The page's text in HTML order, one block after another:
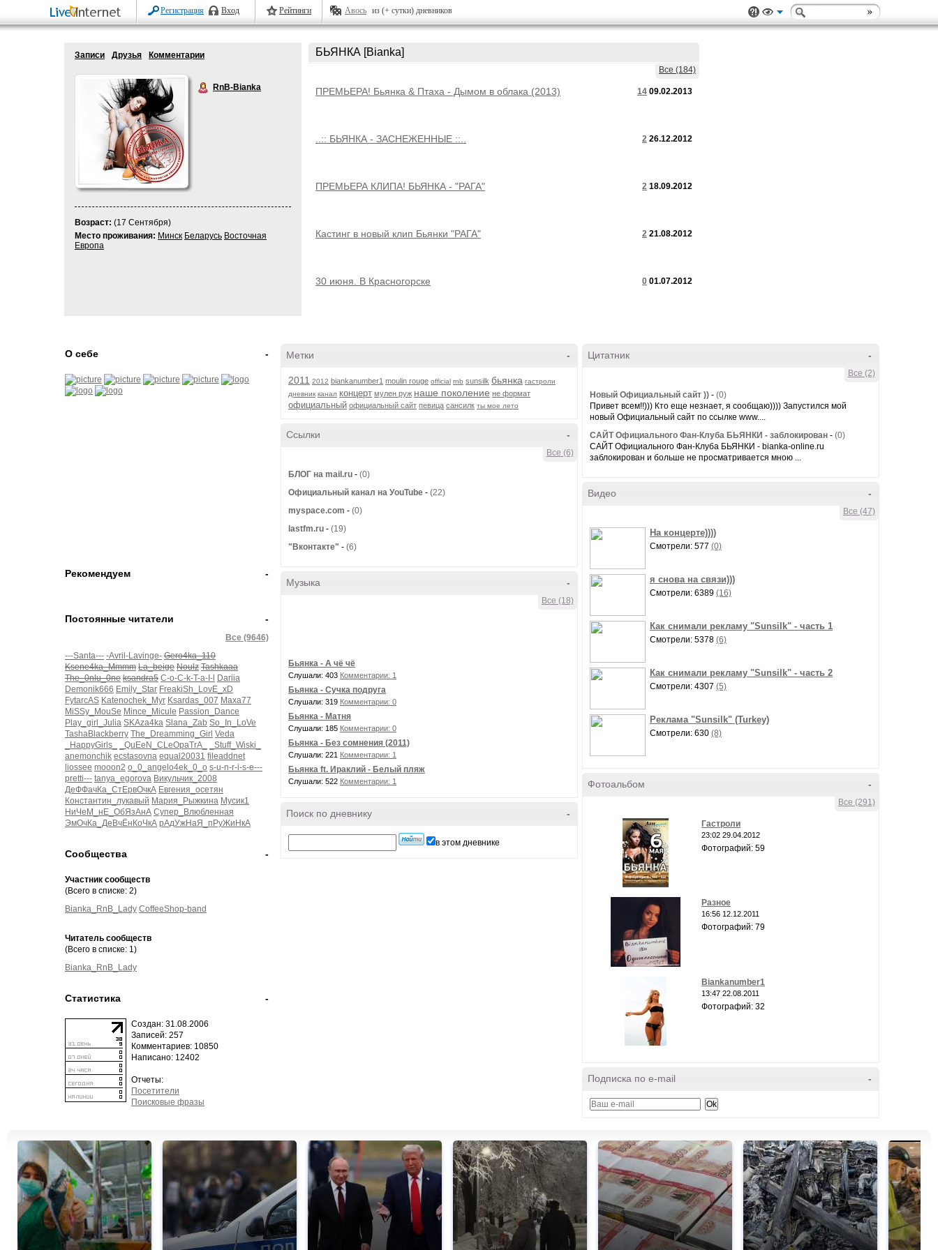
Регистрация Вход Рейтинги Авось из (+ сутки) дневников
Записи Друзья Комментарии
RnB-Bianka
Возраст: (17 Сентября)
Место проживания: Минск Беларусь Восточная
Европа
БЬЯНКА [Bianka]
Все (184)
14 09.02.2013
ПРЕМЬЕРА! Бьянка & Птаха - Дымом в облака (2013)
2 26.12.2012
..:: БЬЯНКА - ЗАСНЕЖЕННЫЕ ::..
2 18.09.2012
ПРЕМЬЕРА КЛИПА! БЬЯНКА - "РАГА"
2 21.08.2012
Кастинг в новый клип Бьянки "РАГА"
0 01.07.2012
30 июня. В Красногорске
-
О себе
-
Рекомендуем
-
Постоянные читатели
Все (9646)
---Santa--- -Avril-Lavinge- Gero4ka_110
Ksene4ka_Mmmm La_beige Noulz Tashkaaa
The_0nlu_0ne ksandra5 C-o-C-k-T-a-I-l Dariia
Demonik666 Emily_Star FreakiSh_LovE_xD
FytarcAS Katenochek_Myr Ksardas_007 Maxa77
MiSSy_MouSe Mince_Micule Passion_Dance
Play_girl_Julia SKAza4ka Slana_Zab So_In_LoVe
TashaBlackberry The_Dreamming_Girl Veda
_HappyGirls_
_QuEeN_CLeOpaTrA_
_Stuff_Wiski_
anemonchik ecstasovna equal20031 fileaddnet
liossee mooon2 o_0_angelo4ek_0_o s-u-n-r-i-s-e---
pretti--- tanya_egorova Викульчик_2008
ДеФФачКа_СтЕрвОчкА Евгения_осетян
Константин_лукавый Мария_Рыжкина Мусик1
НиЧеМ_нЕ_ОбЯзАнА Супер_Влюбленная
ЭмОчКа_ДеВчЁнКоЧкА рАдУжНаЯ_пРуЖиНкА
-
Сообщества
Участник сообществ
(Всего в списке: 2)
Bianka_RnB_Lady CoffeeShop-band
Читатель сообществ
(Всего в списке: 1)
Bianka_RnB_Lady
-
Статистика
Создан: 31.08.2006
Записей: 257
Комментариев: 10850
Написано: 12402
Отчеты:
Посетители
Поисковые фразы
-
Метки
2011 2012 biankanumber1 moulin rouge official rnb sunsilk бьянка гастроли
дневник канал концерт мулен руж наше поколение не формат
официальный официальный сайт певица сансилк ты мое лето
-
Ссылки
Все (6)
БЛОГ на mail.ru - (0)
Официальный канал на УouTube - (22)
myspace.com - (0)
lastfm.ru - (19)
"Вконтакте" - (6)
-
Музыка
Все (18)
Бьянка - А чё чё
Слушали: 403 Комментарии: 1
Бьянка - Сучка подруга
Слушали: 319 Комментарии: 0
Бьянка - Матня
Слушали: 185 Комментарии: 0
Бьянка - Без сомнения (2011)
Слушали: 221 Комментарии: 1
Бьянка ft. Ираклий - Белый пляж
Слушали: 522 Комментарии: 1
-
Поиск по дневнику
в этом дневнике
-
Цитатник
Все (2)
Новый Официальный сайт )) - (0)
Привет всем!!))) Кто еще незнает, я сообщаю)))) Запустился мой
новый Официальный сайт по ссылке www....
САЙТ Официального Фан-Клуба БЬЯНКИ - заблокирован - (0)
САЙТ Официального Фан-Клуба БЬЯНКИ - bianka-online.ru
заблокирован и больше не просматривается мною ...
-
Видео
Все (47)
На концерте))))
Смотрели: 577 (0)
я снова на связи)))
Смотрели: 6389 (16)
Как снимали рекламу "Sunsilk" - часть 1
Смотрели: 5378 (6)
Как снимали рекламу "Sunsilk" - часть 2
Смотрели: 4307 (5)
Реклама "Sunsilk" (Turkey)
Смотрели: 630 (8)
-
Фотоальбом
Все (291)
Гастроли
23:02 29.04.2012
Фотографий: 59
Разное
16:56 12.12.2011
Фотографий: 79
Biankanumber1
13:47 22.08.2011
Фотографий: 32
-
Подписка по e-mail